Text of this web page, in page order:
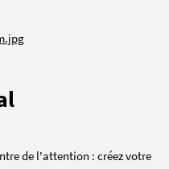
de l'attention : créez votre